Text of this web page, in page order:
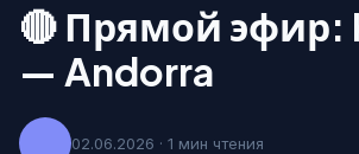
🔴 Прямой эфир:
— Andorra
02.06.2026 · 1 мин чтения